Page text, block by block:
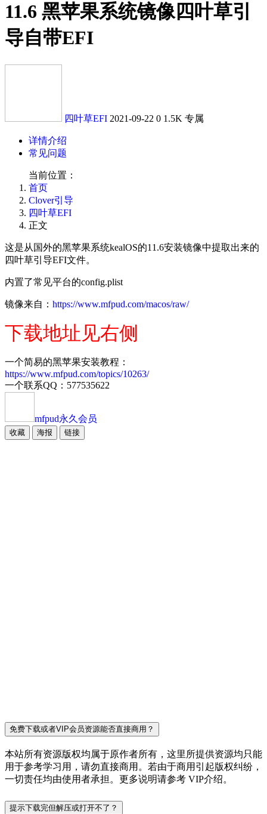
11.6 黑苹果系统镜像四叶草引
导自带EFI
四叶草EFI 2021-09-22 0 1.5K 专属
详情介绍
常见问题
当前位置：
首页
Clover引导
四叶草EFI
正文
这是从国外的黑苹果系统kealOS的11.6安装镜像中提取出来的
四叶草引导EFI文件。
内置了常见平台的config.plist
镜像来自： https://www.mfpud.com/macos/raw/
下载地址见右侧
一个简易的黑苹果安装教程：
https://www.mfpud.com/topics/10263/
一个联系QQ：577535622
mfpud永久会员
收藏 海报 链接
免费下载或者VIP会员资源能否直接商用？
本站所有资源版权均属于原作者所有，这里所提供资源均只能
用于参考学习用，请勿直接商用。若由于商用引起版权纠纷，
一切责任均由使用者承担。更多说明请参考 VIP介绍。
提示下载完但解压或打开不了？